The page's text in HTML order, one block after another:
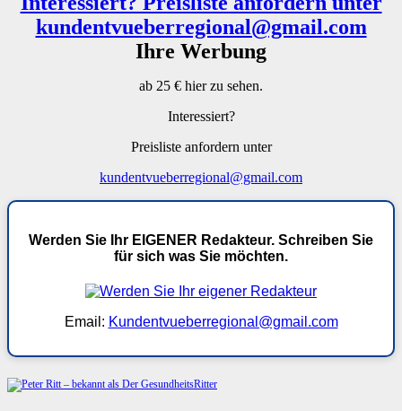
Ihre Werbung
ab 25 € hier zu sehen.
Interessiert?
Preisliste anfordern unter
kundentvueberregional@gmail.com
Werden Sie Ihr EIGENER Redakteur. Schreiben Sie
für sich was Sie möchten.
Email: Kundentvueberregional@gmail.com